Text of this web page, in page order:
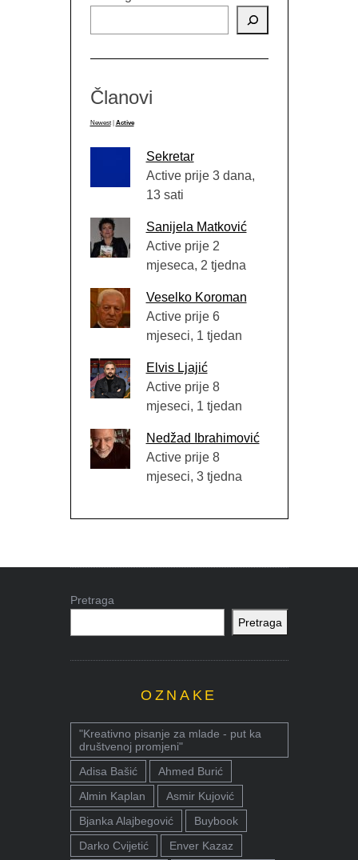
Članovi
Newest Active
Sekretar
Active prije 3 dana,
13 sati
Sanijela Matković
Active prije 2
mjeseca, 2 tjedna
Veselko Koroman
Active prije 6
mjeseci, 1 tjedan
Elvis Ljajić
Active prije 8
mjeseci, 1 tjedan
Nedžad Ibrahimović
Active prije 8
mjeseci, 3 tjedna
Pretraga
Pretraga
OZNAKE
"Kreativno pisanje za mlade - put ka
društvenoj promjeni"
Adisa Bašić
Ahmed Burić
Almin Kaplan
Asmir Kujović
Bjanka Alajbegović
Buybook
Darko Cvijetić
Enver Kazaz